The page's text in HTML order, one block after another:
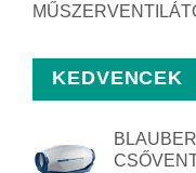
KEDVENCEK